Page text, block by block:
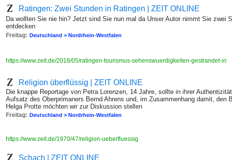
Ratingen: Zwei Stunden in Ratingen | ZEIT ONLINE
Da wollten Sie nie hin? Jetzt sind Sie nun mal da Unser Autor nimmt Sie zwei
entdecken
Freitag: Deutschland > Nordrhein-Westfalen
https://www.zeit.de/2018/05/ratingen-tourismus-sehenswuerdigkeiten-gestrandet-in
Religion überflüssig | ZEIT ONLINE
Die knappe Reportage von Petra Lorenzen, 14 Jahre, sollte in ihrer
Aufsatz des Oberprimaners Bernd Ahrens und, im Zusammenhang damit, den
Helga Protte möchten wir zur Diskussion stellen
Freitag: Deutschland > Nordrhein-Westfalen
https://www.zeit.de/1970/47/religion-ueberfluessig
Schach | ZEIT ONLINE